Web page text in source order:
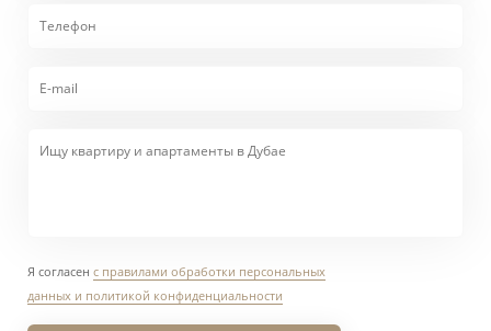
Я согласен с правилами обработки персональных
данных и политикой конфиденциальности